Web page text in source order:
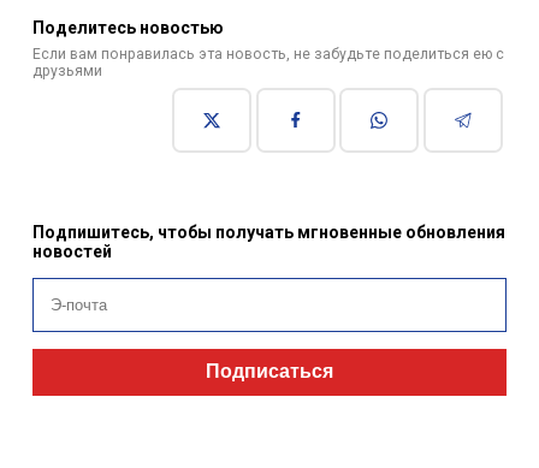
Поделитесь новостью
Если вам понравилась эта новость, не забудьте поделиться ею с
друзьями
Подпишитесь, чтобы получать мгновенные обновления
новостей
Подписаться